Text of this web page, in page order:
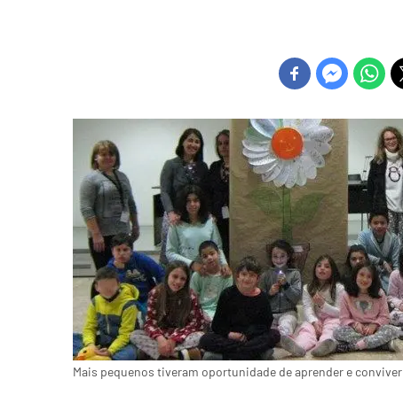
Mais pequenos tiveram oportunidade de aprender e conviver